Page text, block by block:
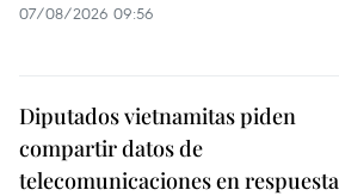
07/08/2026 09:56
Diputados vietnamitas piden
compartir datos de
telecomunicaciones en respuesta